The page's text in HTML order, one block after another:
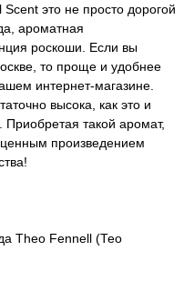
это не просто дорогой
ароматная
роскоши. Если вы
то проще и удобнее
интернет-магазине.
высока, как это и
такой аромат,
произведением
Theo Fennell (Тео